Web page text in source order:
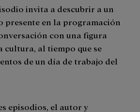
invita a descubrir a un
presente en la programación
con una figura
cultura, al tiempo que se
de un día de trabajo del
episodios, el autor y